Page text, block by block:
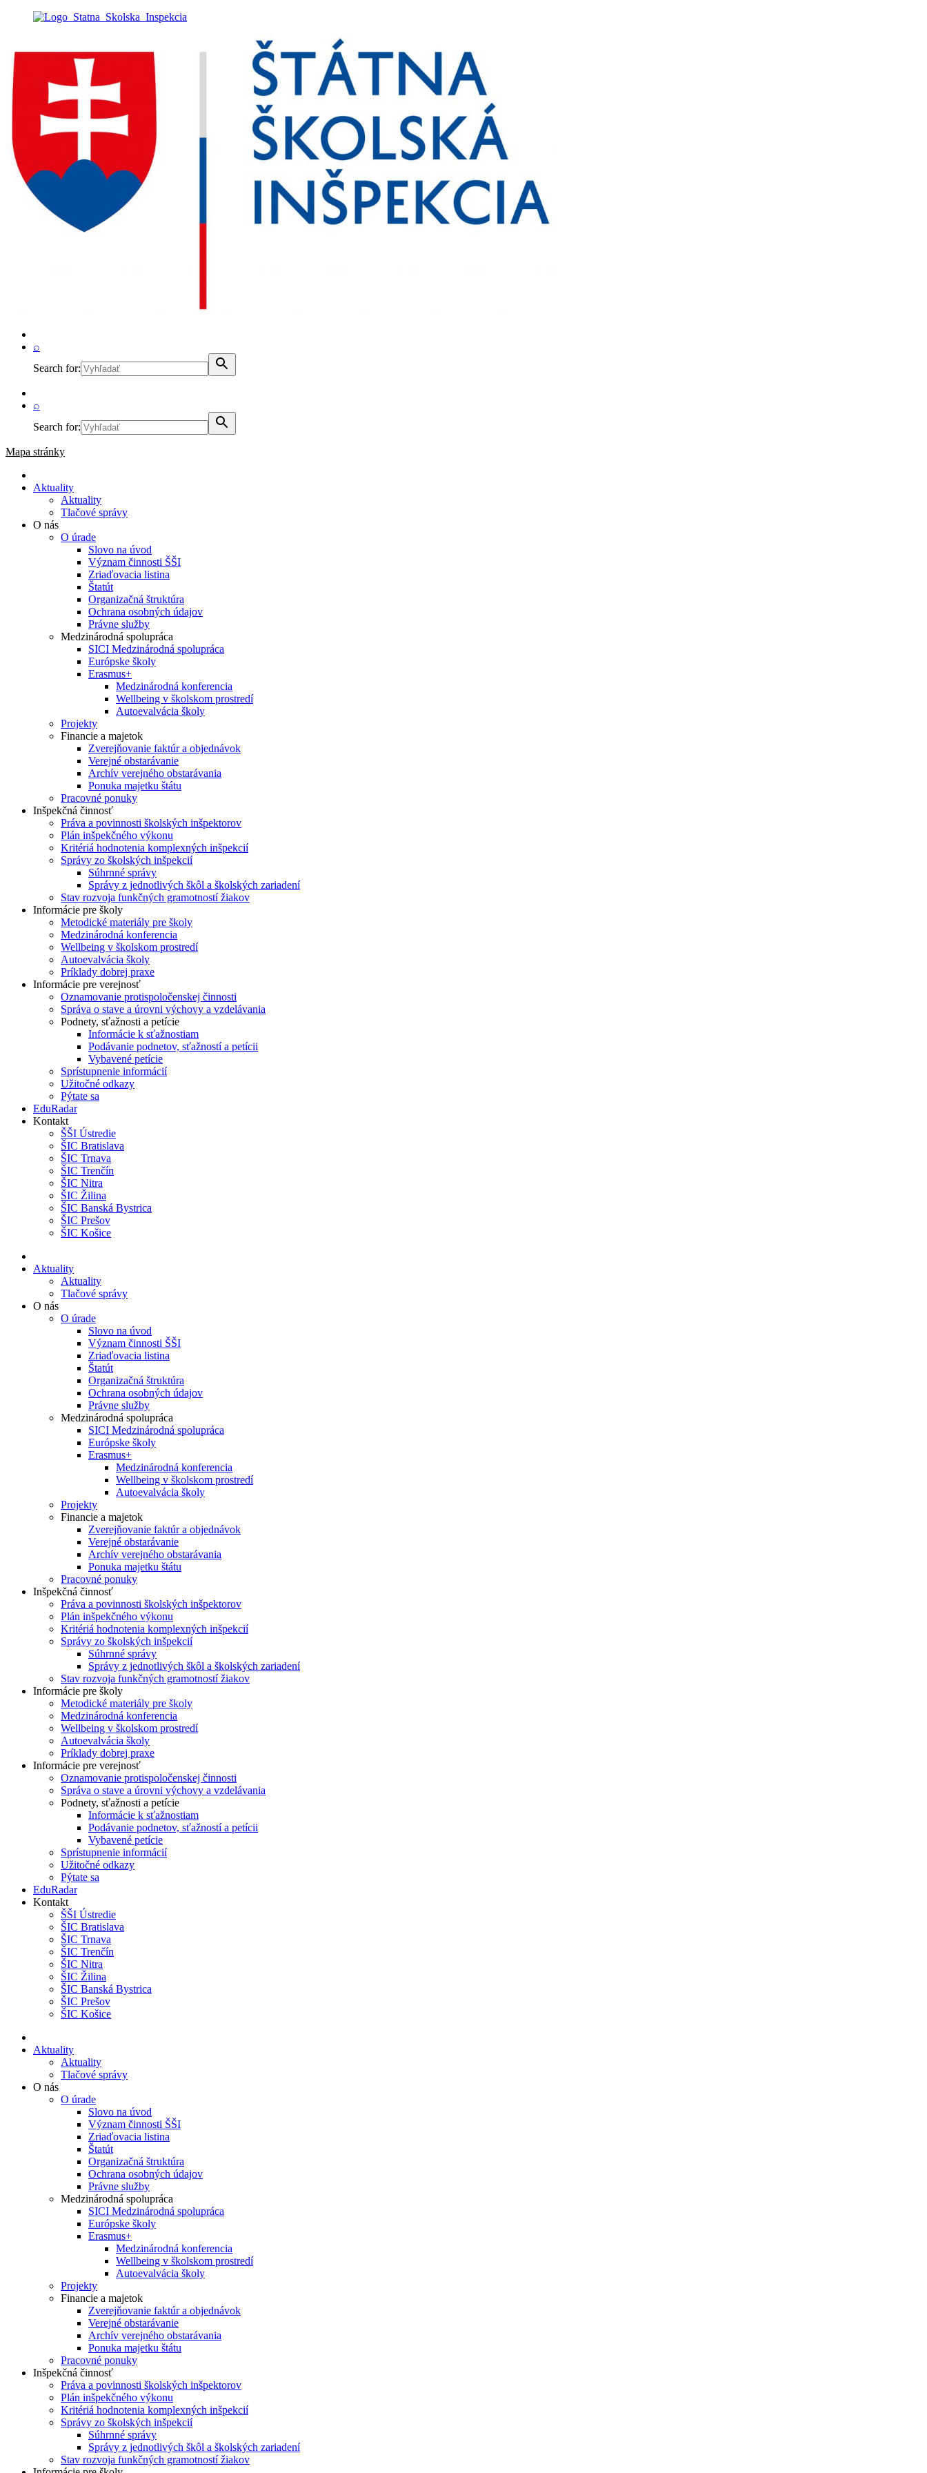
⌕
Search for:
⌕
Search for:
Mapa stránky
Aktuality
Aktuality
Tlačové správy
O nás
O úrade
Slovo na úvod
Význam činnosti ŠŠI
Zriaďovacia listina
Štatút
Organizačná štruktúra
Ochrana osobných údajov
Právne služby
Medzinárodná spolupráca
SICI Medzinárodná spolupráca
Európske školy
Erasmus+
Medzinárodná konferencia
Wellbeing v školskom prostredí
Autoevalvácia školy
Projekty
Financie a majetok
Zverejňovanie faktúr a objednávok
Verejné obstarávanie
Archív verejného obstarávania
Ponuka majetku štátu
Pracovné ponuky
Inšpekčná činnosť
Práva a povinnosti školských inšpektorov
Plán inšpekčného výkonu
Kritériá hodnotenia komplexných inšpekcií
Správy zo školských inšpekcií
Súhrnné správy
Správy z jednotlivých škôl a školských zariadení
Stav rozvoja funkčných gramotností žiakov
Informácie pre školy
Metodické materiály pre školy
Medzinárodná konferencia
Wellbeing v školskom prostredí
Autoevalvácia školy
Príklady dobrej praxe
Informácie pre verejnosť
Oznamovanie protispoločenskej činnosti
Správa o stave a úrovni výchovy a vzdelávania
Podnety, sťažnosti a petície
Informácie k sťažnostiam
Podávanie podnetov, sťažností a petícii
Vybavené petície
Sprístupnenie informácií
Užitočné odkazy
Pýtate sa
EduRadar
Kontakt
ŠŠI Ústredie
ŠIC Bratislava
ŠIC Trnava
ŠIC Trenčín
ŠIC Nitra
ŠIC Žilina
ŠIC Banská Bystrica
ŠIC Prešov
ŠIC Košice
Aktuality
Aktuality
Tlačové správy
O nás
O úrade
Slovo na úvod
Význam činnosti ŠŠI
Zriaďovacia listina
Štatút
Organizačná štruktúra
Ochrana osobných údajov
Právne služby
Medzinárodná spolupráca
SICI Medzinárodná spolupráca
Európske školy
Erasmus+
Medzinárodná konferencia
Wellbeing v školskom prostredí
Autoevalvácia školy
Projekty
Financie a majetok
Zverejňovanie faktúr a objednávok
Verejné obstarávanie
Archív verejného obstarávania
Ponuka majetku štátu
Pracovné ponuky
Inšpekčná činnosť
Práva a povinnosti školských inšpektorov
Plán inšpekčného výkonu
Kritériá hodnotenia komplexných inšpekcií
Správy zo školských inšpekcií
Súhrnné správy
Správy z jednotlivých škôl a školských zariadení
Stav rozvoja funkčných gramotností žiakov
Informácie pre školy
Metodické materiály pre školy
Medzinárodná konferencia
Wellbeing v školskom prostredí
Autoevalvácia školy
Príklady dobrej praxe
Informácie pre verejnosť
Oznamovanie protispoločenskej činnosti
Správa o stave a úrovni výchovy a vzdelávania
Podnety, sťažnosti a petície
Informácie k sťažnostiam
Podávanie podnetov, sťažností a petícii
Vybavené petície
Sprístupnenie informácií
Užitočné odkazy
Pýtate sa
EduRadar
Kontakt
ŠŠI Ústredie
ŠIC Bratislava
ŠIC Trnava
ŠIC Trenčín
ŠIC Nitra
ŠIC Žilina
ŠIC Banská Bystrica
ŠIC Prešov
ŠIC Košice
Aktuality
Aktuality
Tlačové správy
O nás
O úrade
Slovo na úvod
Význam činnosti ŠŠI
Zriaďovacia listina
Štatút
Organizačná štruktúra
Ochrana osobných údajov
Právne služby
Medzinárodná spolupráca
SICI Medzinárodná spolupráca
Európske školy
Erasmus+
Medzinárodná konferencia
Wellbeing v školskom prostredí
Autoevalvácia školy
Projekty
Financie a majetok
Zverejňovanie faktúr a objednávok
Verejné obstarávanie
Archív verejného obstarávania
Ponuka majetku štátu
Pracovné ponuky
Inšpekčná činnosť
Práva a povinnosti školských inšpektorov
Plán inšpekčného výkonu
Kritériá hodnotenia komplexných inšpekcií
Správy zo školských inšpekcií
Súhrnné správy
Správy z jednotlivých škôl a školských zariadení
Stav rozvoja funkčných gramotností žiakov